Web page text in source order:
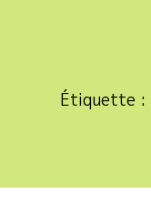
Étiquette :